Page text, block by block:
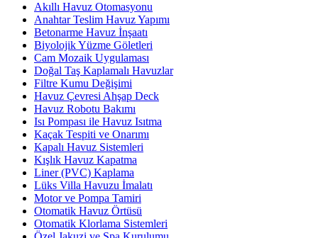
Akıllı Havuz Otomasyonu
Anahtar Teslim Havuz Yapımı
Betonarme Havuz İnşaatı
Biyolojik Yüzme Göletleri
Cam Mozaik Uygulaması
Doğal Taş Kaplamalı Havuzlar
Filtre Kumu Değişimi
Havuz Çevresi Ahşap Deck
Havuz Robotu Bakımı
Isı Pompası ile Havuz Isıtma
Kaçak Tespiti ve Onarımı
Kapalı Havuz Sistemleri
Kışlık Havuz Kapatma
Liner (PVC) Kaplama
Lüks Villa Havuzu İmalatı
Motor ve Pompa Tamiri
Otomatik Havuz Örtüsü
Otomatik Klorlama Sistemleri